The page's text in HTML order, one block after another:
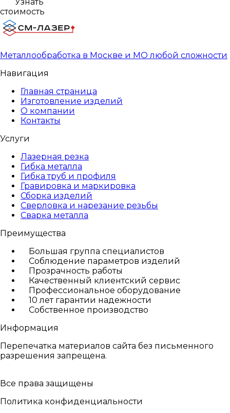
стоимость
Металлообработка в Москве и МО любой сложности
Навигация
Главная страница
Изготовление изделий
О компании
Контакты
Услуги
Лазерная резка
Гибка металла
Гибка труб и профиля
Гравировка и маркировка
Сборка изделий
Сверловка и нарезание резьбы
Сварка металла
Преимущества
Большая группа специалистов
Соблюдение параметров изделий
Прозрачность работы
Качественный клиентский сервис
Профессиональное оборудование
10 лет гарантии надежности
Собственное производство
Информация
Перепечатка материалов сайта без письменного
разрешения запрещена.
Все права защищены
Политика конфиденциальности